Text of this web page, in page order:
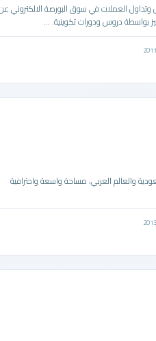
العملات في سوق البورصة الالكتروني عن
دروس ودورات تكوينية. ...
والعالم العربي، مساحة واسعة واحترافية